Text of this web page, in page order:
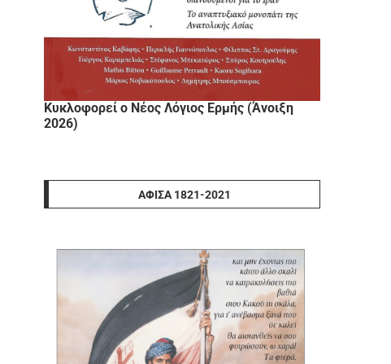
Κυκλοφορεί ο Νέος Λόγιος Ερμής (Άνοιξη
2026)
ΑΦΊΣΑ 1821-2021